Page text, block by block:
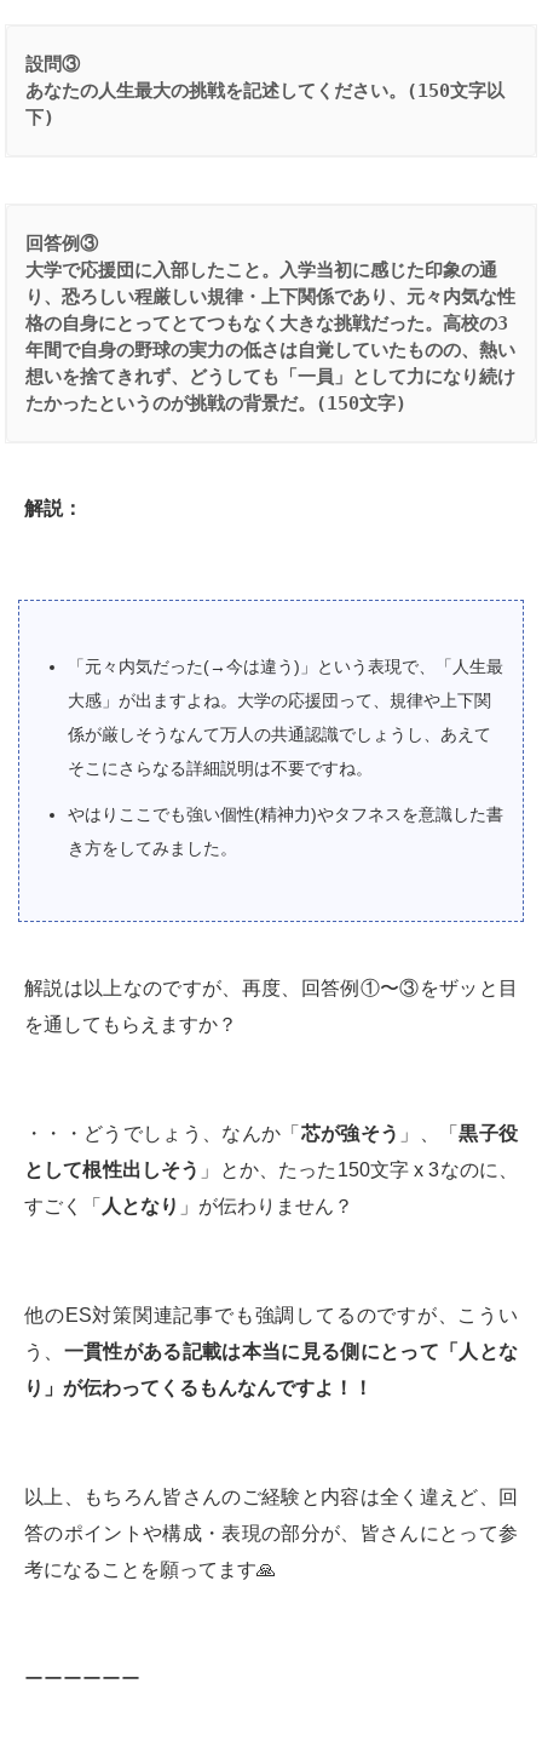
設問③
あなたの人生最大の挑戦を記述してください。(150文字以
下)
回答例③
大学で応援団に入部したこと。入学当初に感じた印象の通
り、恐ろしい程厳しい規律・上下関係であり、元々内気な性
格の自身にとってとてつもなく大きな挑戦だった。高校の3
年間で自身の野球の実力の低さは自覚していたものの、熱い
想いを捨てきれず、どうしても「一員」として力になり続け
たかったというのが挑戦の背景だ。(150文字)
解説：
「元々内気だった(→今は違う)」という表現で、「人生最
大感」が出ますよね。大学の応援団って、規律や上下関
係が厳しそうなんて万人の共通認識でしょうし、あえて
そこにさらなる詳細説明は不要ですね。
やはりここでも強い個性(精神力)やタフネスを意識した書
き方をしてみました。
解説は以上なのですが、再度、回答例①〜③をザッと目
を通してもらえますか？
・・・どうでしょう、なんか「 芯が強そう 」、「黒子役
として根性出しそう 」とか、たった150文字 x 3なのに、
すごく「 人となり 」が伝わりません？
他のES対策関連記事でも強調してるのですが、こうい
う、 一貫性がある記載は本当に見る側にとって「人とな
り」が伝わってくるもんなんですよ！！
以上、もちろん皆さんのご経験と内容は全く違えど、回
答のポイントや構成・表現の部分が、皆さんにとって参
考になることを願ってます🙏
ーーーーーー